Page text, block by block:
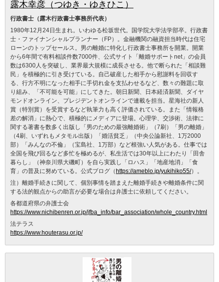
露木幸彦（つゆき・ゆきひこ）
行政書士（露木行政書士事務所代表）
1980年12月24日生まれ。いわゆる松坂世代。国学院大学法学部卒。行政書
士・ファイナンシャルプランナー（FP）。金融機関の融資担当時代は住宅
ローンのトップセールス。男の離婚に特化し行政書士事務所を開業。開業
から6年間で有料相談件数7000件、公式サイト「離婚サポートnet」の会員
数は6300人を突破し、業界最大規模に成長させる。他で断られた「相談難
民」を積極的に引き受けている。自己破産した相手から慰謝料を回収す
る、行方不明になった相手に手切れ金を支払わせるなど、数々の難題に取
り組み、「不可能を可能」にしてきた。朝日新聞、日本経済新聞、ダイヤ
モンドオンライン、プレジデントオンラインで連載を担当。星海社の新人
賞（特別賞）を受賞するなど執筆力も高く評価されている。また「情報格
差の解消」に熱心で、積極的にメディアに登場。心理学、交渉術、法律に
関する著書を数多く出版し「男のための最強離婚術」（7刷）「男の離婚」
（4刷、いずれもメタモル出版）「婚活貧乏」（中央公論新社、1万2000
部）「みんなの不倫」（宝島社、1万部）など根強い人気がある。仕事では
全国を飛び回るなど多忙を極めるが、私生活では30年以上にわたり「田舎
暮らし」（神奈川県大磯町）を自ら実践し「ロハス」「地産地消」「食
育」の普及に努めている。公式ブログ（ https://ameblo.jp/yukihiko55/）。
注）離婚手続きに関して、個別事情を踏まえた離婚手続きや離婚条件に関
する法的観点からの助言が必要な場合は弁護士に依頼してください。
各都道府県の弁護士会
https://www.nichibenren.or.jp/jfba_info/bar_association/whole_country.html
法テラス
https://www.houterasu.or.jp/